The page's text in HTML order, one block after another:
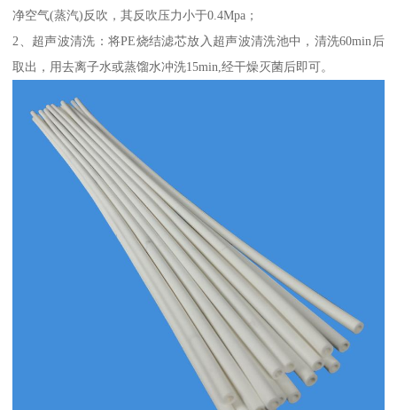
净空气(蒸汽)反吹，其反吹压力小于0.4Mpa；
2、超声波清洗：将PE烧结滤芯放入超声波清洗池中，清洗60min后
取出，用去离子水或蒸馏水冲洗15min,经干燥灭菌后即可。